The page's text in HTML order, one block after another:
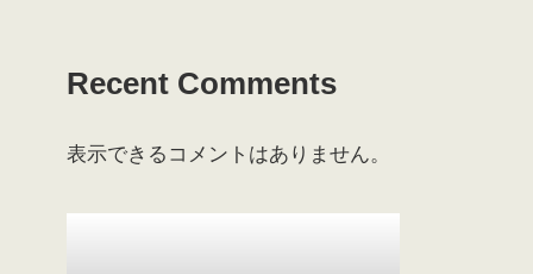
Recent Comments
表示できるコメントはありません。